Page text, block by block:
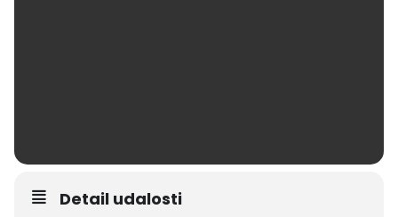
Detail udalosti